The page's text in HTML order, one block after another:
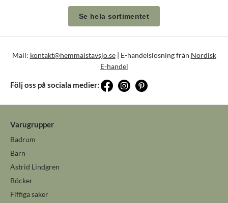
Se hela sortimentet
Mail: kontakt@hemmaistavsjo.se| E-handelslösning från Nordisk
E-handel
Följ oss på sociala medier:
Varugrupper
Badrum
Barn
Astrid Lindgren
Böcker
Fiffiga saker